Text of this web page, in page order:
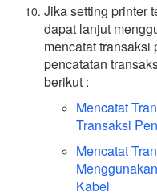
Jika setting printer
dapat lanjut
mencatat
pencatatan
berikut :
Mencatat
Transaksi
Mencatat
Kabel